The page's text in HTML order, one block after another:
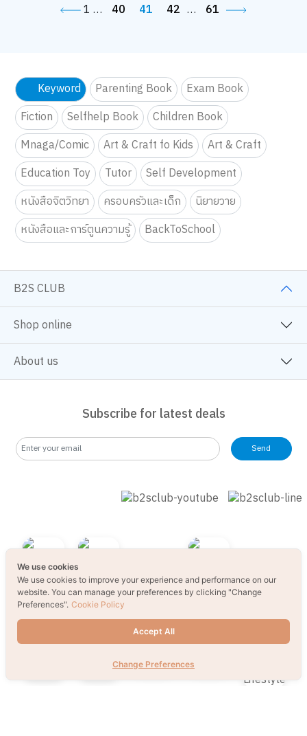
1 … 40 41 42 … 61
Keyword Parenting Book
Exam Book
Fiction
Selfhelp Book
Children Book
Mnaga/Comic
Art & Craft fo Kids
Art & Craft
Education Toy
Tutor
Self Development
หนังสือจิตวิทยา
ครอบครัวและเด็ก
นิยายวาย
หนังสือและการ์ตูนความรู้
BackToSchool
B2S CLUB
Shop online
About us
Subscribe for latest deals
Send
We use cookies
We use cookies to improve your experience and performance on our
website. You can manage your preferences by clicking "Change
Preferences". Cookie Policy
Accept All
Change Preferences